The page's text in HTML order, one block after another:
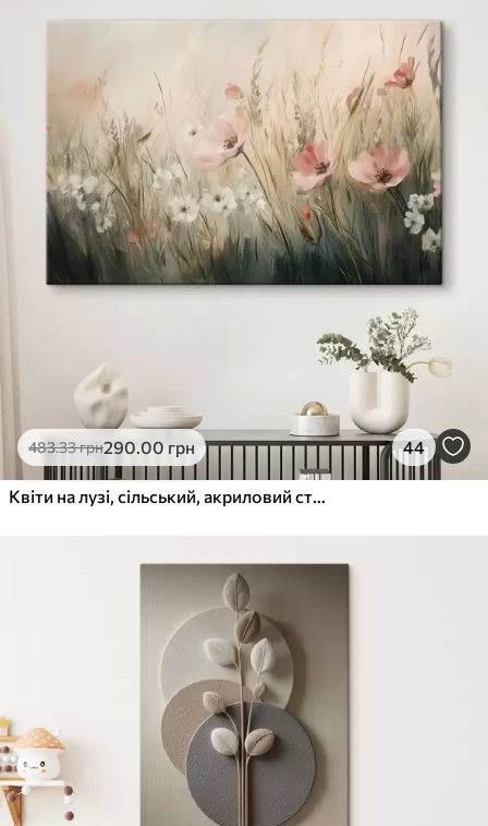
Безпечне чорнило без запаху
Поверхня з текстурою полотна
✗ Екологічний матеріал
Преміум
363 .00грн
Яскраві, насичені кольори
✓Стійкість до вицвітання
Екологічний матеріал
Еко-Преміум
.00грн
✓ Яскраві, насичені кольори
Поверхня з текстурою полотна
483.33грн290.00 грн 44
Квіти на лузі, сільський, акриловий стиль